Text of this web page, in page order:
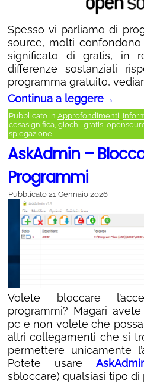
Spesso vi parliamo di
source, molti
significato di gratis, in
differenze sostanziali
programma gratuito,
Continua a leggere→
Pubblicato in Approfondimenti
cosasignifica giochi gratis
spiegazione
AskAdmin –
Programmi
Pubblicato 21 Gennaio 2026
Volete bloccare
programmi? Magari
pc e non volete che
altri collegamenti che si
permettere unicamente
Potete usare
sbloccare) qualsiasi tipo